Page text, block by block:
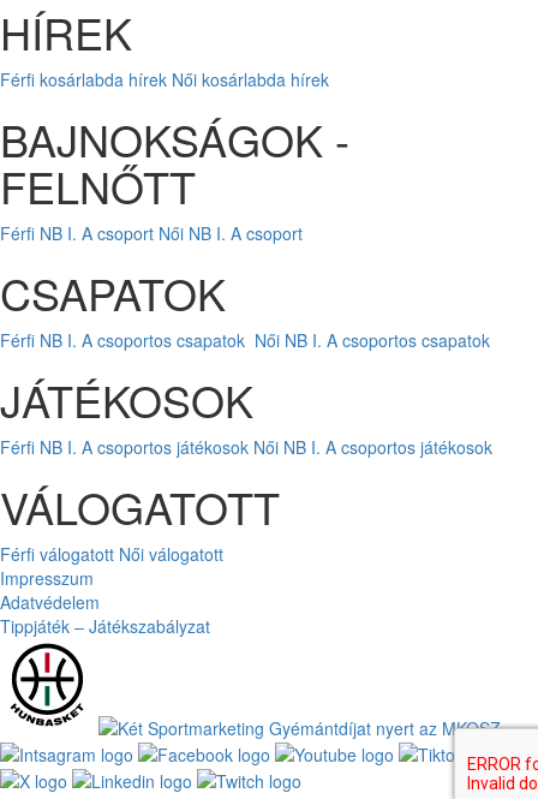
HÍREK
Férfi kosárlabda hírek Női kosárlabda hírek
BAJNOKSÁGOK -
FELNŐTT
Férfi NB I. A csoport Női NB I. A csoport
CSAPATOK
Férfi NB I. A csoportos csapatok Női NB I. A csoportos csapatok
JÁTÉKOSOK
Férfi NB I. A csoportos játékosok Női NB I. A csoportos játékosok
VÁLOGATOTT
Férfi válogatott Női válogatott
Impresszum
Adatvédelem
Tippjáték – Játékszabályzat